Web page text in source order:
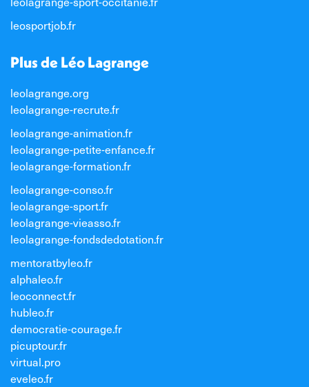
leosportjob.fr
Plus de Léo Lagrange
leolagrange.org
leolagrange-recrute.fr
leolagrange-animation.fr
leolagrange-petite-enfance.fr
leolagrange-formation.fr
leolagrange-conso.fr
leolagrange-sport.fr
leolagrange-vieasso.fr
leolagrange-fondsdedotation.fr
mentoratbyleo.fr
alphaleo.fr
leoconnect.fr
hubleo.fr
democratie-courage.fr
picuptour.fr
virtual.pro
eveleo.fr